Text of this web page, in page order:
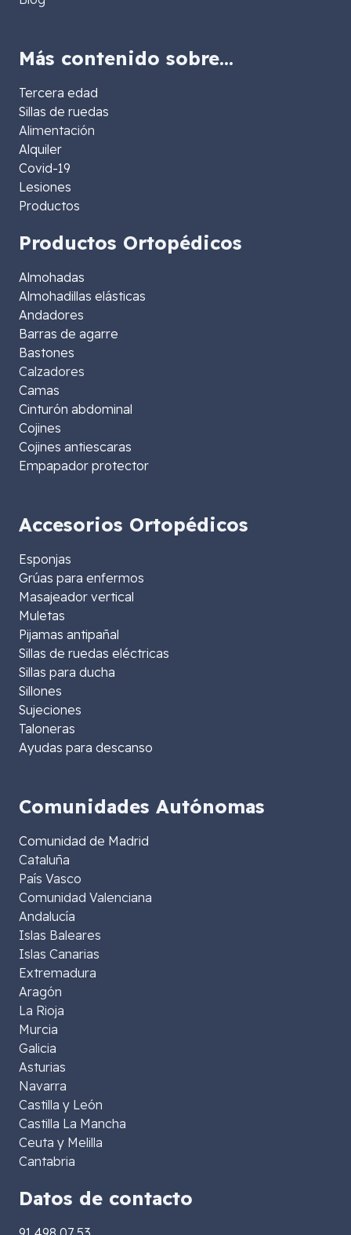
Más contenido sobre…
Tercera edad
Sillas de ruedas
Alimentación
Alquiler
Covid-19
Lesiones
Productos
Productos Ortopédicos
Almohadas
Almohadillas elásticas
Andadores
Barras de agarre
Bastones
Calzadores
Camas
Cinturón abdominal
Cojines
Cojines antiescaras
Empapador protector
Accesorios Ortopédicos
Esponjas
Grúas para enfermos
Masajeador vertical
Muletas
Pijamas antipañal
Sillas de ruedas eléctricas
Sillas para ducha
Sillones
Sujeciones
Taloneras
Ayudas para descanso
Comunidades Autónomas
Comunidad de Madrid
Cataluña
País Vasco
Comunidad Valenciana
Andalucía
Islas Baleares
Islas Canarias
Extremadura
Aragón
La Rioja
Murcia
Galicia
Asturias
Navarra
Castilla y León
Castilla La Mancha
Ceuta y Melilla
Cantabria
Datos de contacto